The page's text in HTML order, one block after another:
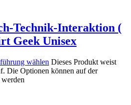
Technik-Interaktion (
Geek Unisex
wählen Dieses Produkt weist
Die Optionen können auf der